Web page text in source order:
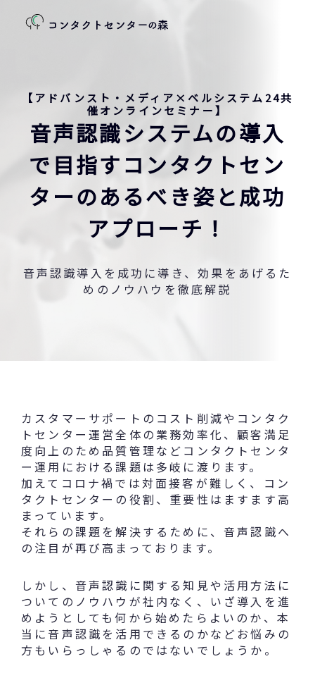
【アドバンスト・メディア×ベルシステム24共
催オンラインセミナー】
音声認識システムの導入
で目指すコンタクトセン
ターのあるべき姿と成功
アプローチ！
音声認識導入を成功に導き、効果をあげるた
めのノウハウを徹底解説
カスタマーサポートのコスト削減やコンタク
トセンター運営全体の業務効率化、顧客満足
度向上のため品質管理などコンタクトセンタ
ー運用における課題は多岐に渡ります。
加えてコロナ禍では対面接客が難しく、コン
タクトセンターの役割、重要性はますます高
まっています。
それらの課題を解決するために、音声認識へ
の注目が再び高まっております。
しかし、音声認識に関する知見や活用方法に
ついてのノウハウが社内なく、いざ導入を進
めようとしても何から始めたらよいのか、本
当に音声認識を活用できるのかなどお悩みの
方もいらっしゃるのではないでしょうか。